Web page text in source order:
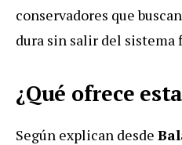
conservadores que
dura sin salir del sistema
¿Qué ofrece
Según explican desde